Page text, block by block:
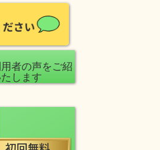
者の声をご紹
します